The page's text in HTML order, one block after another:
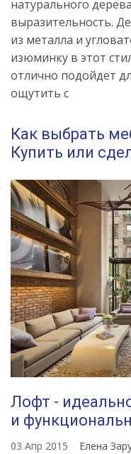
натурального
выразительность.
из металла и
изюминку в этот
отлично подойдет
ощутить с
Как выбрать
Купить или
Лофт -
и
03 Апр 2015 Елена